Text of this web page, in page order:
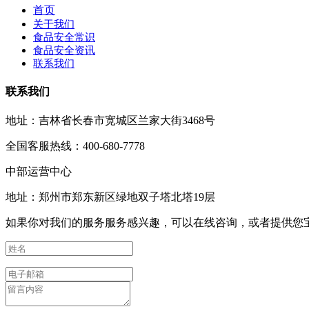
首页
关于我们
食品安全常识
食品安全资讯
联系我们
联系我们
地址：吉林省长春市宽城区兰家大街3468号
全国客服热线：400-680-7778
中部运营中心
地址：郑州市郑东新区绿地双子塔北塔19层
如果你对我们的服务服务感兴趣，可以在线咨询，或者提供您